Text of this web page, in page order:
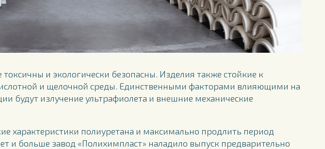
и экологически безопасны. Изделия также стойкие к
и щелочной среды. Единственными факторами влияющими на
будут излучение ультрафиолета и внешние механические
характеристики полиуретана и максимально продлить период
и больше завод «Полихимпласт» наладило выпуск предварительно